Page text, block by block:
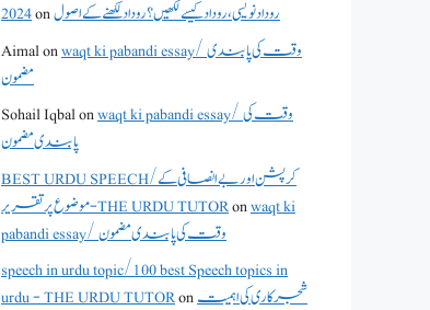
2024onروداد نویسی ،روداد کیسے لکھیں؟ روداد لکھنے کے اصول
Aimalonwaqt ki pabandi essay/ وقت کی پابندی
مضمون
Sohail Iqbalonwaqt ki pabandi essay/ وقت کی
پابندی مضمون
BEST URDU SPEECH/کرپشن اور بے انصافی کے
موضوع پر تقریر - THE URDU TUTORonwaqt ki
pabandi essay/ وقت کی پابندی مضمون
speech in urdu topic/100 best Speech topics in
urdu - THE URDU TUTORonشجرکاری کی اہمیت